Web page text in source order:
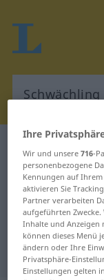
Deutsch-
Ihre
Wir und unsere716-
personenbezogene
Kennungen auf
aktivieren Sie
Partner verarbeiten
aufgeführten
Inhalte und Anzeigen
können dieses Menü
ändern oder Ihre
Privatsphäre-
Einstellungen gelten